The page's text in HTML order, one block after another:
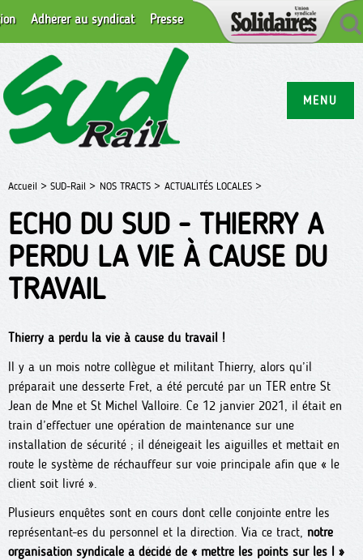
MENU
Adhérer au syndicat Presse
Accueil > SUD-Rail > NOS TRACTS > ACTUALITÉS LOCALES >
ECHO DU SUD - THIERRY A
PERDU LA VIE À CAUSE DU
TRAVAIL
Thierry a perdu la vie à cause du travail !
Il y a un mois notre collègue et militant Thierry, alors qu’il
préparait une desserte Fret, a été percuté par un TER entre St
Jean de Mne et St Michel Valloire. Ce 12 janvier 2021, il était en
train d’effectuer une opération de maintenance sur une
installation de sécurité ; il déneigeait les aiguilles et mettait en
route le système de réchauffeur sur voie principale afin que « le
client soit livré ».
Plusieurs enquêtes sont en cours dont celle conjointe entre les
représentant-es du personnel et la direction. Via ce tract, notre
organisation syndicale a décidé de « mettre les points sur les I »